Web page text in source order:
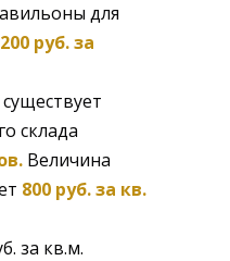
для
руб. за
склада
Величина
800 руб. за кв.
за кв.м.